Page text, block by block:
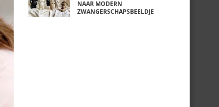
NAAR MODERN
ZWANGERSCHAPSBEELDJE